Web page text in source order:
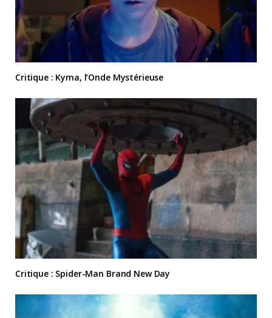
Critique : Kyma, l’Onde Mystérieuse
Critique : Spider-Man Brand New Day